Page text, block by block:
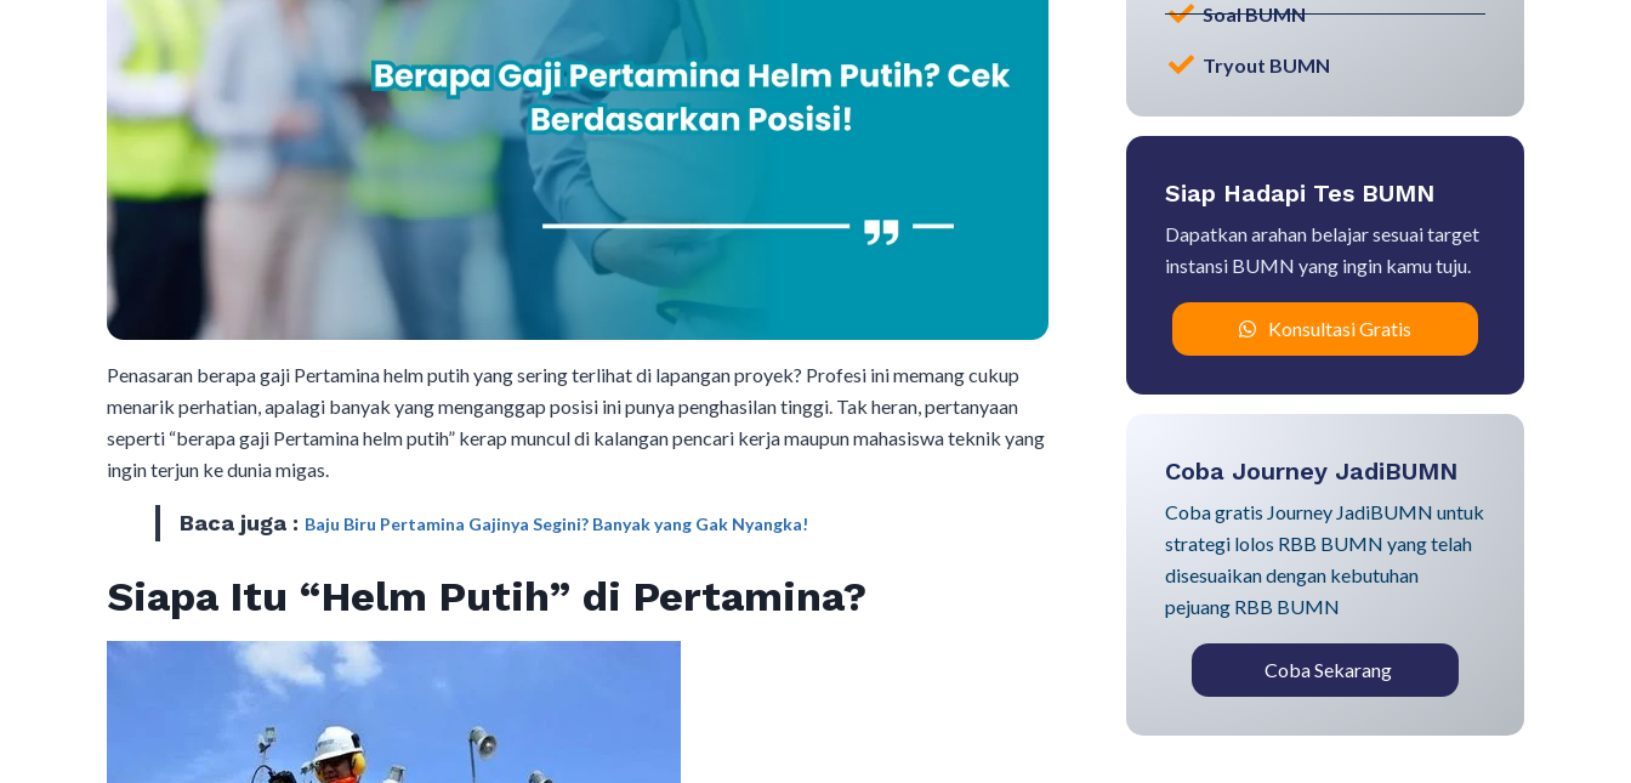
Penasaran berapa gaji Pertamina helm putih yang sering terlihat di lapangan proyek? Profesi ini memang cukup
menarik perhatian, apalagi banyak yang menganggap posisi ini punya penghasilan tinggi. Tak heran, pertanyaan
seperti “berapa gaji Pertamina helm putih” kerap muncul di kalangan pencari kerja maupun mahasiswa teknik yang
ingin terjun ke dunia migas.
Baca juga : Baju Biru Pertamina Gajinya Segini? Banyak yang Gak Nyangka!
Siapa Itu “Helm Putih” di Pertamina?
Soal BUMN
Tryout BUMN
Siap Hadapi Tes BUMN
Dapatkan arahan belajar sesuai target
instansi BUMN yang ingin kamu tuju.
Konsultasi Gratis
Coba Journey JadiBUMN
Coba gratis Journey JadiBUMN untuk
strategi lolos RBB BUMN yang telah
disesuaikan dengan kebutuhan
pejuang RBB BUMN
Coba Sekarang